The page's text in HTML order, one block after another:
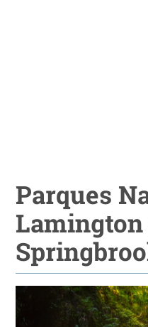
Parques